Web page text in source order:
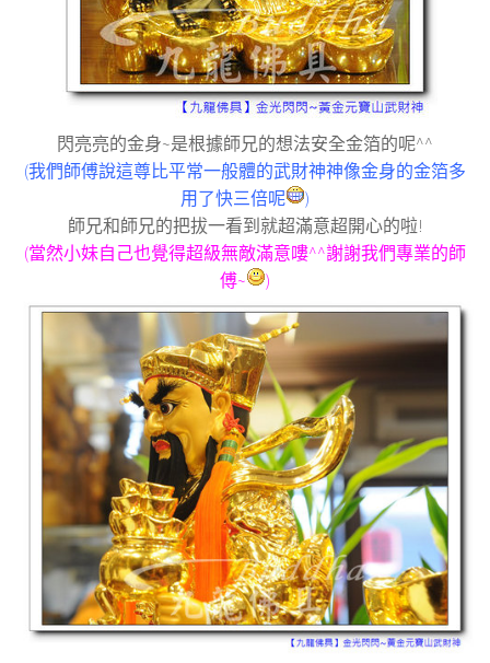
閃亮亮的金身~是根據師兄的想法安全金箔的呢^^
(我們師傅說這尊比平常一般體的武財神神像金身的金箔多
用了快三倍呢
)
師兄和師兄的把拔一看到就超滿意超開心的啦!
(當然小妹自己也覺得超級無敵滿意嘍^^謝謝我們專業的師
傅~
)